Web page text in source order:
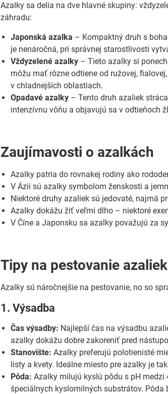
Azalky sa delia na dve hlavné skupiny:
záhradu:
Japonská azalka – Kompaktný druh s
je nenáročná, pri správnej starostlivosti
Vždyzelené azalky – Tieto azalky si
môžu mať rôzne odtiene od ružovej,
v chladnejších oblastiach.
Opadavé azalky – Tento druh azaliek
intenzívnu vôňu a objavujú sa v odtieňoch
Zaujímavosti o azalkách
Azalky patria do rovnakej rodiny ako
V Ázii sú azalky symbolom ženskosti a
Niektoré druhy azaliek sú jedovaté, najmä
Azalky dokážu žiť veľmi dlho – niektoré
V Číne a Japonsku sa azalky považujú za
Tipy na pestovanie azaliek
Azalky sú náročnejšie na pestovanie, no so
1. Výsadba
Čas výsadby: Najlepší čas na výsadbu
azalky dokážu dobre zakoreniť pred
Stanovište: Azalky preferujú polotienisté
listy a kvety. Ideálne miesto pre azalky je
Pôda: Azalky milujú kyslú pôdu s pH
špeciálnych kyslomilných substrátov. Pôda